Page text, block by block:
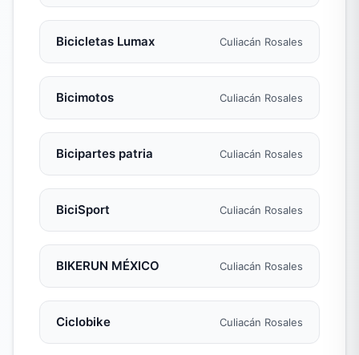
Bicicletas Lumax Culiacán Rosales
Bicimotos Culiacán Rosales
Bicipartes patria Culiacán Rosales
BiciSport Culiacán Rosales
BIKERUN MÉXICO Culiacán Rosales
Ciclobike Culiacán Rosales